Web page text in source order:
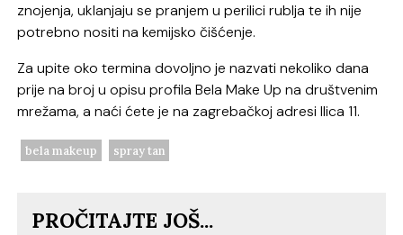
znojenja, uklanjaju se pranjem u perilici rublja te ih nije
potrebno nositi na kemijsko čišćenje.
Za upite oko termina dovoljno je nazvati nekoliko dana
prije na broj u opisu profila Bela Make Up na društvenim
mrežama, a naći ćete je na zagrebačkoj adresi Ilica 11.
bela makeup spray tan
PROČITAJTE JOŠ...